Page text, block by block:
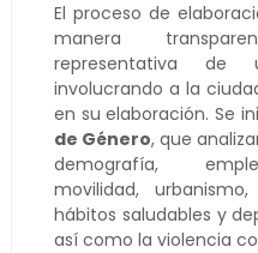
El proceso de
manera
representativa de
involucrando a la
en su elaboración. Se
de Género, que
demografía,
movilidad,
hábitos saludables y
así como la violencia